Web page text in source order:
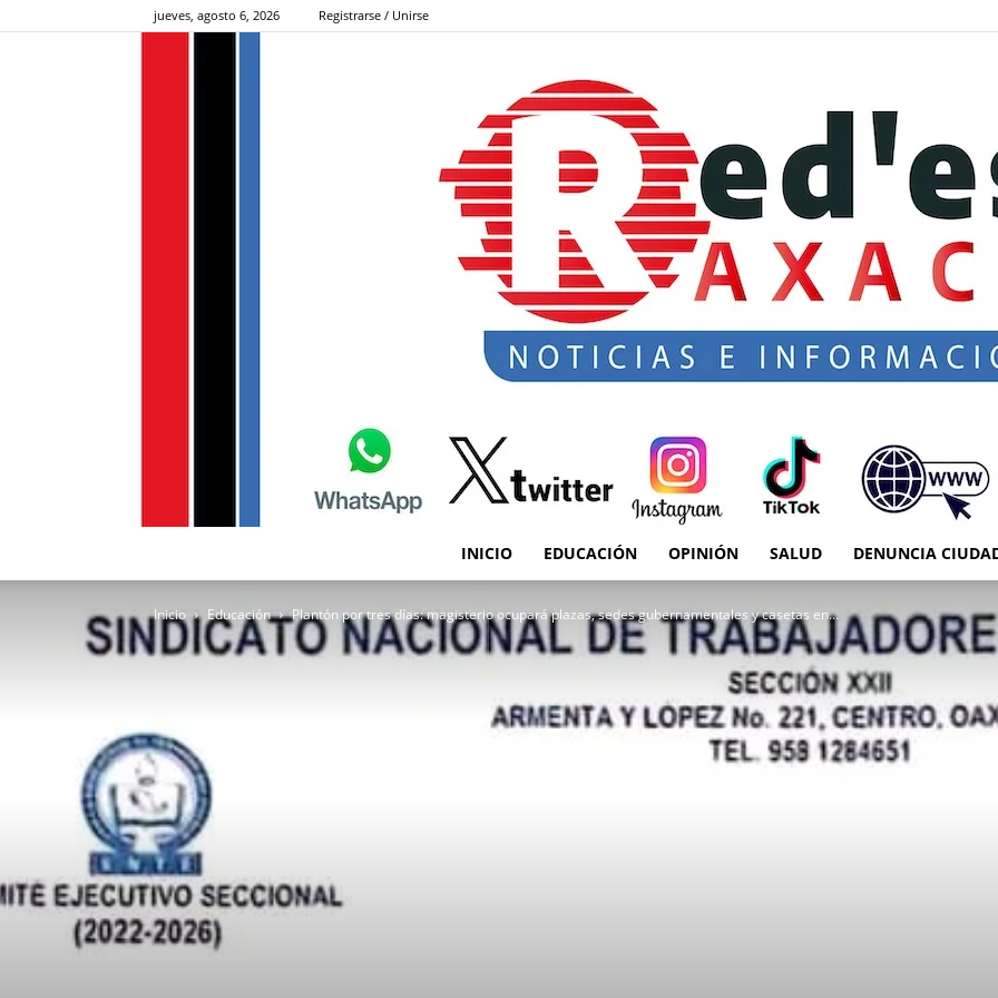
jueves, agosto 6, 2026 Registrarse / Unirse
INICIO EDUCACIÓN OPINIÓN SALUD DENUNCIA
Inicio Educación Plantón por tres días: magisterio ocupará plazas, sedes gubernamentales y casetas en...